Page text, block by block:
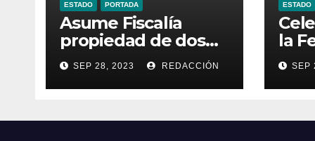
ESTADO PORTADA
Asume Fiscalía
propiedad de dos
inmuebles
utilizados por la
delincuencia
SEP 28, 2023 REDACCIÓN
ESTADO
la
SEP